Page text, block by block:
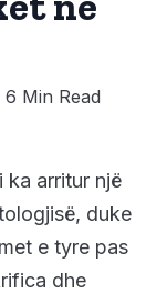
6 Min Read
ka arritur një
duke
e tyre pas
dhe